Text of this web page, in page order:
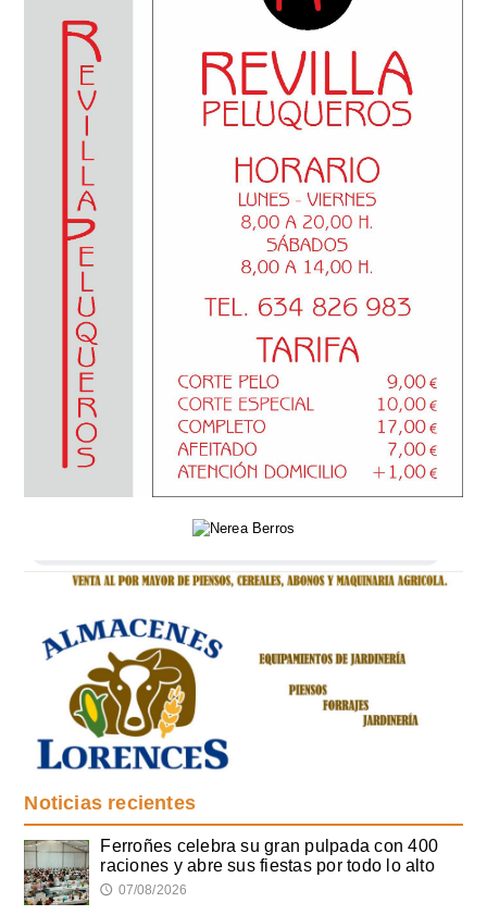
Noticias recientes
Ferroñes celebra su gran pulpada con 400
raciones y abre sus fiestas por todo lo alto
🕔 07/08/2026